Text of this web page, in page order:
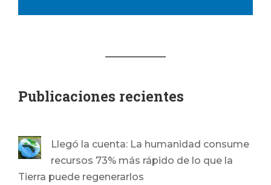
Publicaciones recientes
Llegó la cuenta: La humanidad consume
recursos 73% más rápido de lo que la
Tierra puede regenerarlos